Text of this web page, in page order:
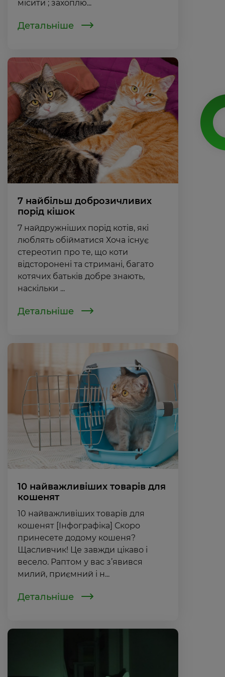
місити ; захоплю...
Детальніше
7 найбільш доброзичливих
порід кішок
7 найдружніших порід котів, які
люблять обійматися Хоча існує
стереотип про те, що коти
відсторонені та стримані, багато
котячих батьків добре знають,
наскільки ...
Детальніше
10 найважливіших товарів для
кошенят
10 найважливіших товарів для
кошенят [Інфографіка] Скоро
принесете додому кошеня?
Щасливчик! Це завжди цікаво і
весело. Раптом у вас з’явився
милий, приємний і н...
Детальніше